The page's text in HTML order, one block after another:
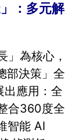
：多元解
」為核心，
部決策」全
應用：全
合360度全
智能 AI